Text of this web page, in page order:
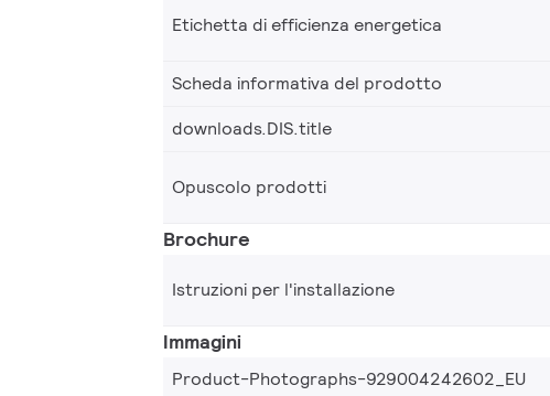
Etichetta di efficienza energetica
Scheda informativa del prodotto
downloads.DIS.title
Opuscolo prodotti
Brochure
Istruzioni per l'installazione
Immagini
Product-Photographs-929004242602_EU